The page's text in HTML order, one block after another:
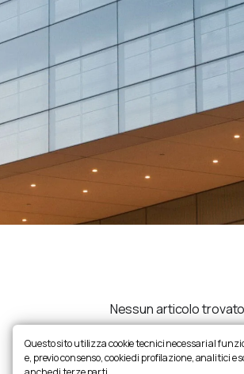
Nessun articolo trovato
Questo sito utilizza cookie tecnici necessari al
e, previo consenso, cookie di profilazione, analitici e